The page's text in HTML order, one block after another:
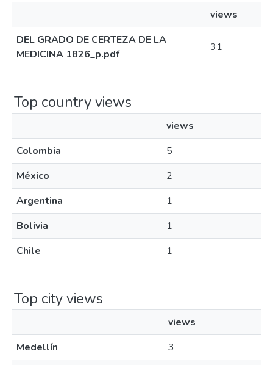
views
DEL GRADO DE CERTEZA DE LA
MEDICINA 1826_p.pdf
31
Top country views
views
Colombia
5
México
2
Argentina
1
Bolivia
1
Chile
1
Top city views
views
Medellín
3